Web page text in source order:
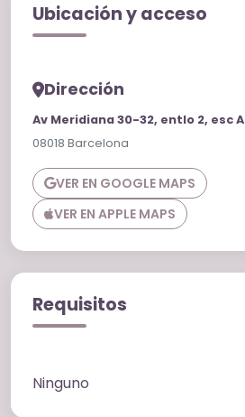
Ubicación y acceso
Dirección
Av Meridiana 30-32, entlo 2, esc A
08018 Barcelona
VER EN GOOGLE MAPS
VER EN APPLE MAPS
Requisitos
Ninguno